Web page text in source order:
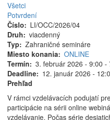
Všetci
Potvrdení
Číslo
LI/OCC/2026/04
Druh
viacdenný
Typ
Zahraničné semináre
Miesto konania ONLINE
Termín
3. február 2026 - 9:00 -
Deadline
12. január 2026 -
Prehľad
V rámci vzdelávacích podujatí
participácie na sérii online
vzdelávanie. Počas série